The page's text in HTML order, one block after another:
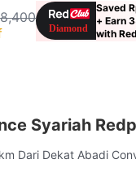
Saved
+ Earn
with
Syariah
km Dari Dekat Abadi